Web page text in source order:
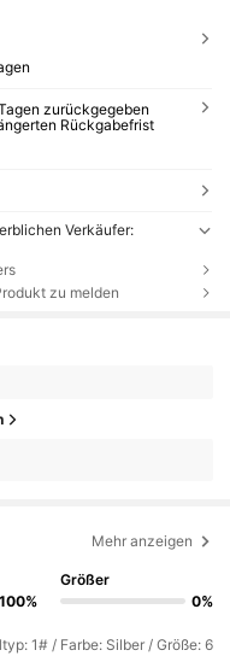
zurückgegeben
Rückgabefrist
Verkäufer:
zu melden
Mehr anzeigen
100%
Größer
0%
1# / Farbe: Silber / Größe: 6